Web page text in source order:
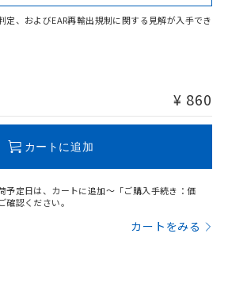
在する可能性があります。
定、およびEAR再輸出規制に関する見解が入手でき
¥ 860
カートに追加
予定日は、カートに追加～「ご購入手続き：価
認ください。
カートをみる